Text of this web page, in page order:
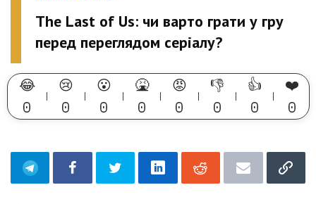
The Last of Us: чи варто грати у гру
перед переглядом серіалу?
😂
0
😢
0
😮
0
🤮
0
😡
0
👎
0
👍
0
❤️
0